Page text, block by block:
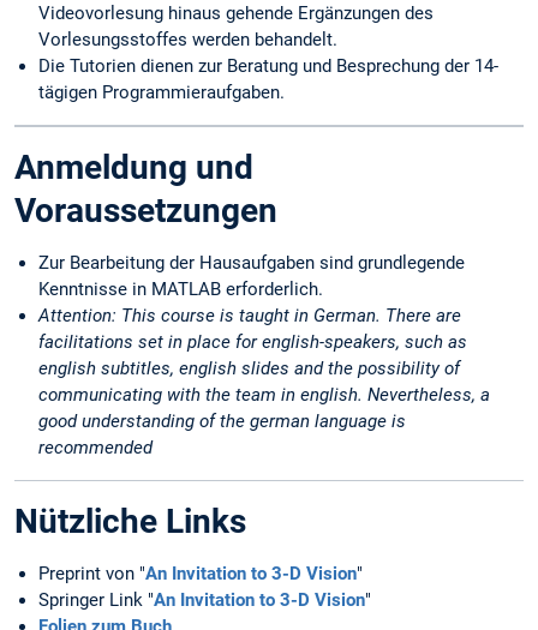
Videovorlesung hinaus gehende Ergänzungen des
Vorlesungsstoffes werden behandelt.
Die Tutorien dienen zur Beratung und Besprechung der 14-
tägigen Programmieraufgaben.
Anmeldung und
Voraussetzungen
Zur Bearbeitung der Hausaufgaben sind grundlegende
Kenntnisse in MATLAB erforderlich.
Attention: This course is taught in German. There are
facilitations set in place for english-speakers, such as
english subtitles, english slides and the possibility of
communicating with the team in english. Nevertheless, a
good understanding of the german language is
recommended
Nützliche Links
Preprint von "An Invitation to 3-D Vision"
Springer Link "An Invitation to 3-D Vision"